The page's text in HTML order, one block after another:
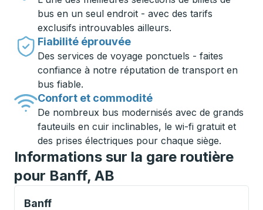
bus en un seul endroit - avec des tarifs
exclusifs introuvables ailleurs.
Fiabilité éprouvée
Des services de voyage ponctuels - faites
confiance à notre réputation de transport en
bus fiable.
Confort et commodité
De nombreux bus modernisés avec de grands
fauteuils en cuir inclinables, le wi-fi gratuit et
des prises électriques pour chaque siège.
Informations sur la gare routière
pour Banff, AB
Banff
Curbside Stop, utilisez les touches fléchées ou la